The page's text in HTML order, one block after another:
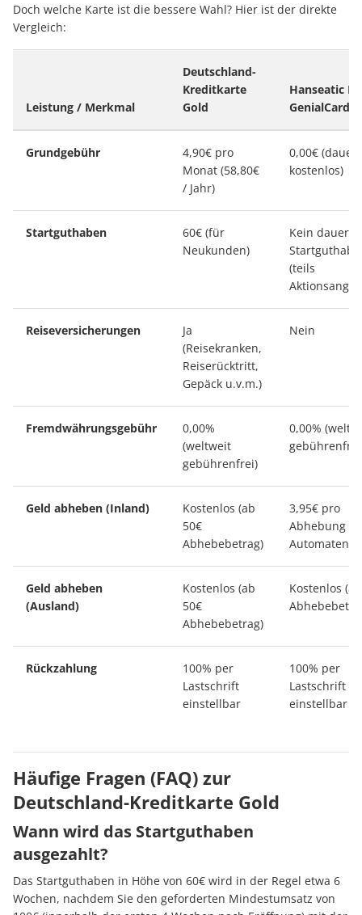
Doch welche Karte ist die bessere Wahl? Hier ist der direkte
Vergleich:
Leistung / Merkmal
Deutschland-
Kreditkarte
Gold
Hanseatic
GenialCard
Grundgebühr
4,90€ pro
Monat (58,80€
/ Jahr)
0,00€
kostenlos)
Startguthaben
60€ (für
Neukunden)
Kein
(teils
Reiseversicherungen
Ja
(Reisekranken,
Reiserücktritt,
Gepäck u.v.m.)
Nein
Fremdwährungsgebühr
0,00%
(weltweit
gebührenfrei)
0,00%
Geld abheben (Inland)
Kostenlos (ab
50€
Abhebebetrag)
3,95€ pro
Abhebung
Automaten
Geld abheben
(Ausland)
Kostenlos (ab
50€
Abhebebetrag)
Kostenlos
Rückzahlung
100% per
Lastschrift
einstellbar
100% per
Lastschrift
einstellbar
Häufige Fragen (FAQ) zur
Deutschland-Kreditkarte Gold
Wann wird das Startguthaben
ausgezahlt?
Das Startguthaben in Höhe von 60€ wird in der Regel etwa 6
Wochen, nachdem Sie den geforderten Mindestumsatz von